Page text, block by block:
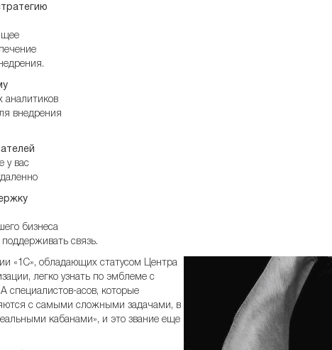
аналитиков
внедрения
у вас
бизнеса
связь.
«1С», обладающих статусом Центра
легко узнать по эмблеме с
специалистов-асов, которые
с самыми сложными задачами, в
кабанами», и это звание еще